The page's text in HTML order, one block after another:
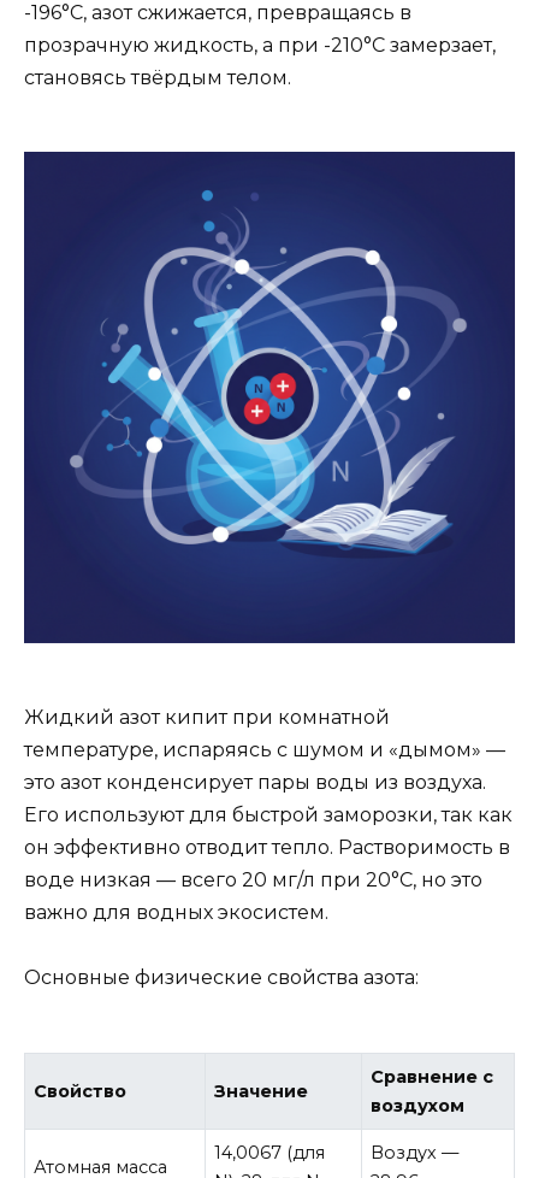
-196°C, азот сжижается, превращаясь в
прозрачную жидкость, а при -210°C замерзает,
становясь твёрдым телом.
Жидкий азот кипит при комнатной
температуре, испаряясь с шумом и «дымом» —
это азот конденсирует пары воды из воздуха.
Его используют для быстрой заморозки, так как
он эффективно отводит тепло. Растворимость в
воде низкая — всего 20 мг/л при 20°C, но это
важно для водных экосистем.
Основные физические свойства азота:
Свойство Значение
Сравнение с
воздухом
Атомная масса
14,0067 (для
Воздух —